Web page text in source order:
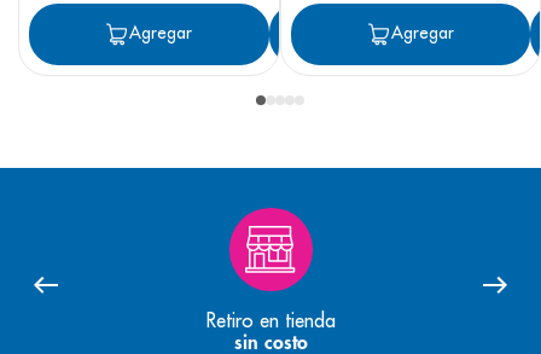
Agregar Agregar
Agregar
Retiro en tienda
sin costo